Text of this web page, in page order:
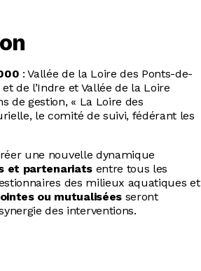
: Vallée de la Loire des Ponts-de-
de l’Indre et Vallée de la Loire
de gestion, « La Loire des
le comité de suivi, fédérant les
une nouvelle dynamique
et partenariatsentre tous les
des milieux aquatiques et
ou mutualiséesseront
des interventions.